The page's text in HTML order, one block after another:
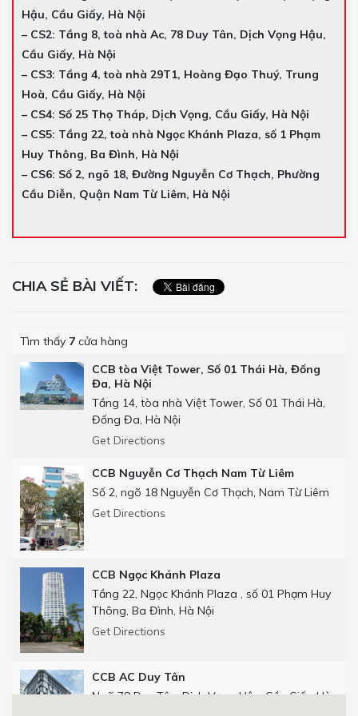
Hậu, Cầu Giấy, Hà Nội
– CS2: Tầng 8, toà nhà Ac, 78 Duy Tân, Dịch Vọng Hậu,
Cầu Giấy, Hà Nội
– CS3: Tầng 4, toà nhà 29T1, Hoàng Đạo Thuý, Trung
Hoà, Cầu Giấy, Hà Nội
– CS4: Số 25 Thọ Tháp, Dịch Vọng, Cầu Giấy, Hà Nội
– CS5: Tầng 22, toà nhà Ngọc Khánh Plaza, số 1 Phạm
Huy Thông, Ba Đình, Hà Nội
– CS6: Số 2, ngõ 18, Đường Nguyễn Cơ Thạch, Phường
Cầu Diễn, Quận Nam Từ Liêm, Hà Nội
CHIA SẺ BÀI VIẾT:
Tìm thấy 7 cửa hàng
CCB tòa Việt Tower, Số 01 Thái Hà, Đống
Đa, Hà Nội
Tầng 14, tòa nhà Việt Tower, Số 01 Thái Hà,
Đống Đa, Hà Nội
Get Directions
CCB Nguyễn Cơ Thạch Nam Từ Liêm
Số 2, ngõ 18 Nguyễn Cơ Thạch, Nam Từ Liêm
Get Directions
CCB Ngọc Khánh Plaza
Tầng 22, Ngọc Khánh Plaza , số 01 Phạm Huy
Thông, Ba Đình, Hà Nội
Get Directions
CCB AC Duy Tân
Ngõ 78 Duy Tân, Dịch Vọng Hậu, Cầu Giấy, Hà